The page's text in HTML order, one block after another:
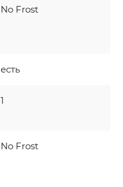
No Frost
есть
1
No Frost